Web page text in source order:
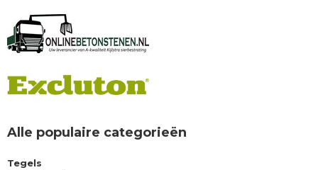
Alle populaire categorieën
Tegels